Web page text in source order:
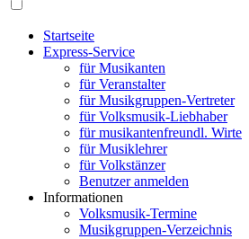
Startseite
Express-Service
für Musikanten
für Veranstalter
für Musikgruppen-Vertreter
für Volksmusik-Liebhaber
für musikantenfreundl. Wirte
für Musiklehrer
für Volkstänzer
Benutzer anmelden
Informationen
Volksmusik-Termine
Musikgruppen-Verzeichnis